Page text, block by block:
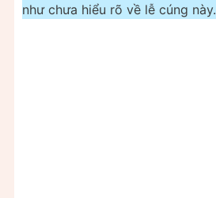
như chưa hiểu rõ về lễ cúng này.